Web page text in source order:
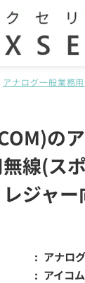
アナログ一般業務
の
線(ス
ジャー
アナロ
アイコ